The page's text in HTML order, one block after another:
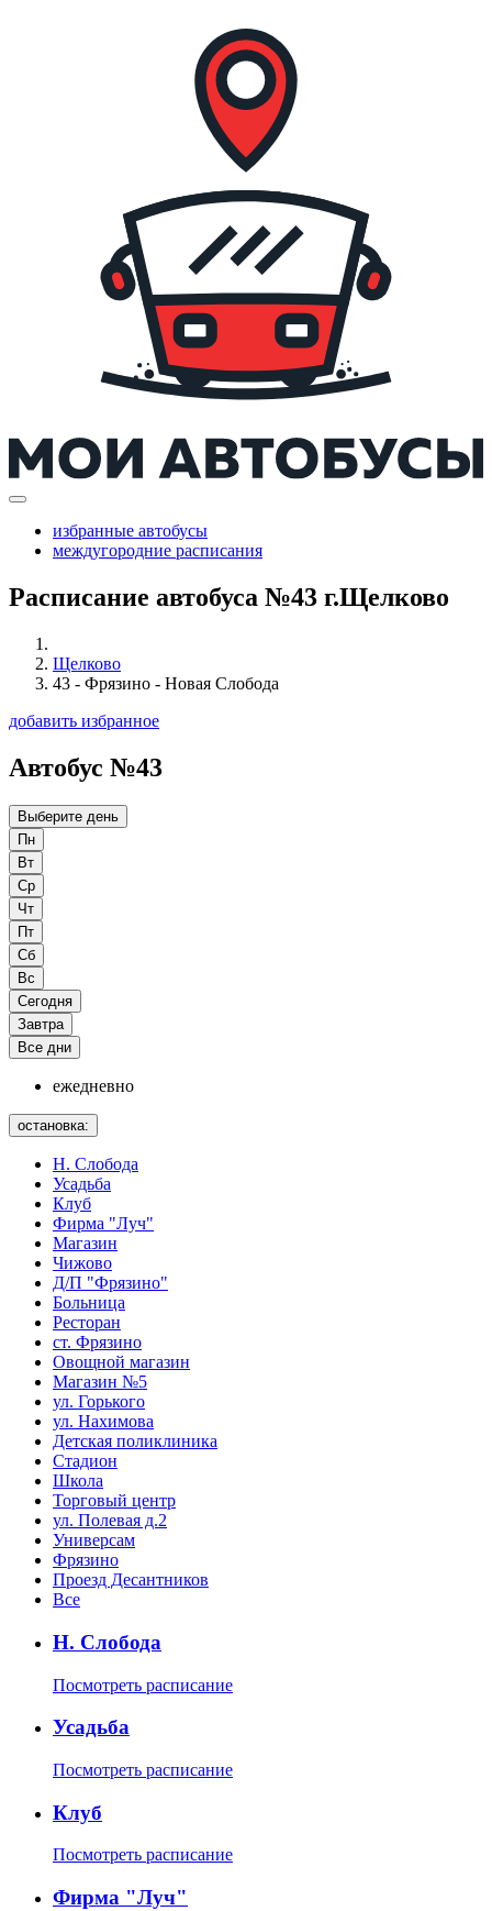
избранные автобусы
междугородние расписания
Расписание автобуса №43 г.Щелково
Щелково
43 - Фрязино - Новая Слобода
добавить избранное
Автобус №43
Выберите день
Пн
Вт
Ср
Чт
Пт
Сб
Вс
Сегодня
Завтра
Все дни
ежедневно
остановка:
Н. Слобода
Усадьба
Клуб
Фирма "Луч"
Магазин
Чижово
Д/П "Фрязино"
Больница
Ресторан
ст. Фрязино
Овощной магазин
Магазин №5
ул. Горького
ул. Нахимова
Детская поликлиника
Стадион
Школа
Торговый центр
ул. Полевая д.2
Универсам
Фрязино
Проезд Десантников
Все
Н. Слобода
Посмотреть расписание
Усадьба
Посмотреть расписание
Клуб
Посмотреть расписание
Фирма "Луч"